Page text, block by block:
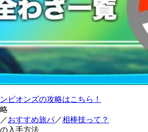
ピオンズの攻略はこちら！
／おすすめ旅パ／相棒技って？
入手方法